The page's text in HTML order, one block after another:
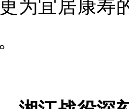
为宜居康寿